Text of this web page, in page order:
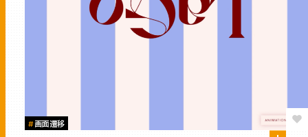
#画面遷移